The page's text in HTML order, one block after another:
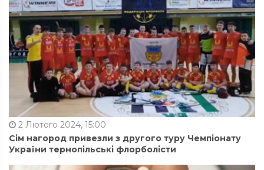
2 Лютого 2024, 15:00
Сім нагород привезли з другого туру Чемпіонату
України тернопільські флорболісти